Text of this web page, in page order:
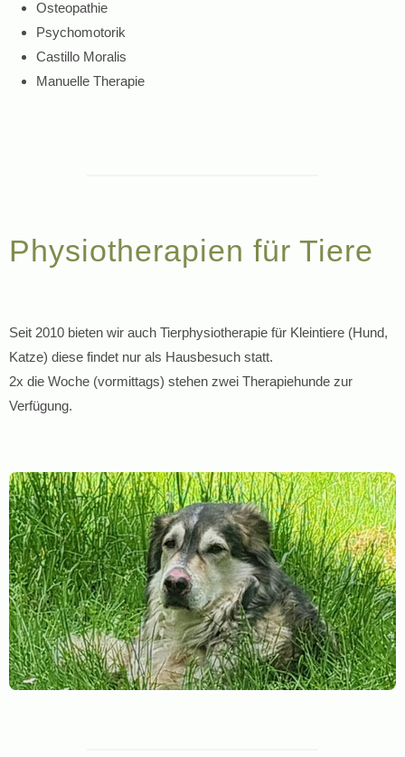
Osteopathie
Psychomotorik
Castillo Moralis
Manuelle Therapie
Physiotherapien für Tiere
Seit 2010 bieten wir auch Tierphysiotherapie für Kleintiere (Hund,
Katze) diese findet nur als Hausbesuch statt.
2x die Woche (vormittags) stehen zwei Therapiehunde zur
Verfügung.